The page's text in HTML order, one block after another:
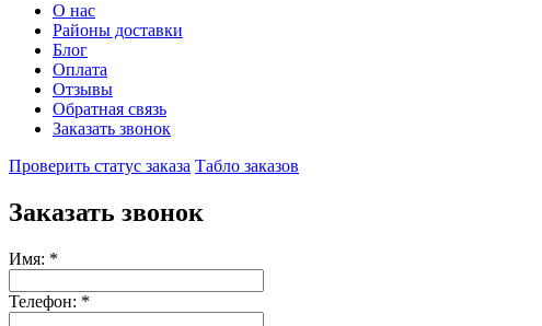
О нас
Районы доставки
Блог
Оплата
Отзывы
Обратная связь
Заказать звонок
Проверить статус заказа Табло заказов
Заказать звонок
Имя: *
Телефон: *